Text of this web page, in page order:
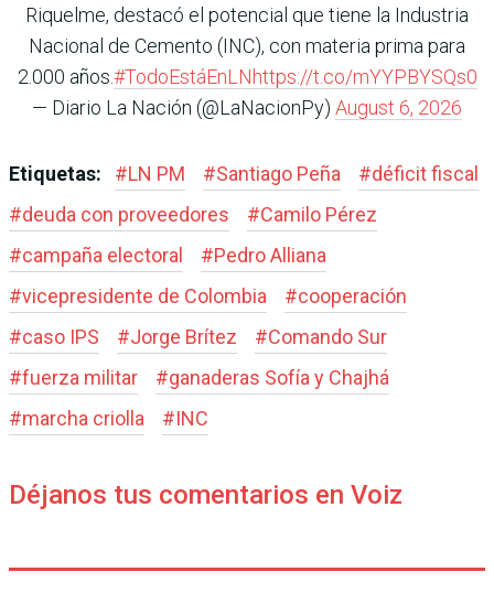
Riquelme, destacó el potencial que tiene la Industria
Nacional de Cemento (INC), con materia prima para
2.000 años.#TodoEstáEnLNhttps://t.co/mYYPBYSQs0
— Diario La Nación (@LaNacionPy) August 6, 2026
Etiquetas: #LN PM #Santiago Peña #déficit fiscal
#deuda con proveedores #Camilo Pérez
#campaña electoral #Pedro Alliana
#vicepresidente de Colombia #cooperación
#caso IPS #Jorge Brítez #Comando Sur
#fuerza militar #ganaderas Sofía y Chajhá
#marcha criolla #INC
Déjanos tus comentarios en Voiz